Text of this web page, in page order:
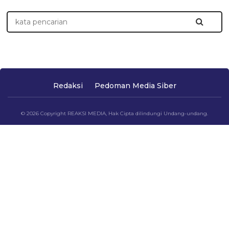
Redaksi Pedoman Media Siber
© 2026 Copyright REAKSI MEDIA, Hak Cipta dilindungi Undang-undang.